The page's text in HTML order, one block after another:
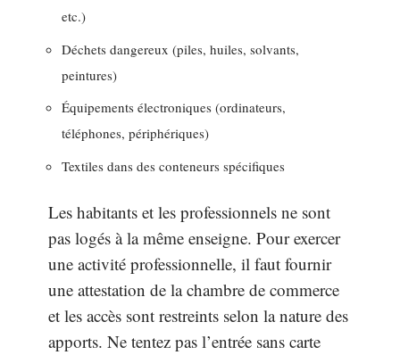
etc.)
Déchets dangereux (piles, huiles, solvants,
peintures)
Équipements électroniques (ordinateurs,
téléphones, périphériques)
Textiles dans des conteneurs spécifiques
Les habitants et les professionnels ne sont
pas logés à la même enseigne. Pour exercer
une activité professionnelle, il faut fournir
une attestation de la chambre de commerce
et les accès sont restreints selon la nature des
apports. Ne tentez pas l’entrée sans carte